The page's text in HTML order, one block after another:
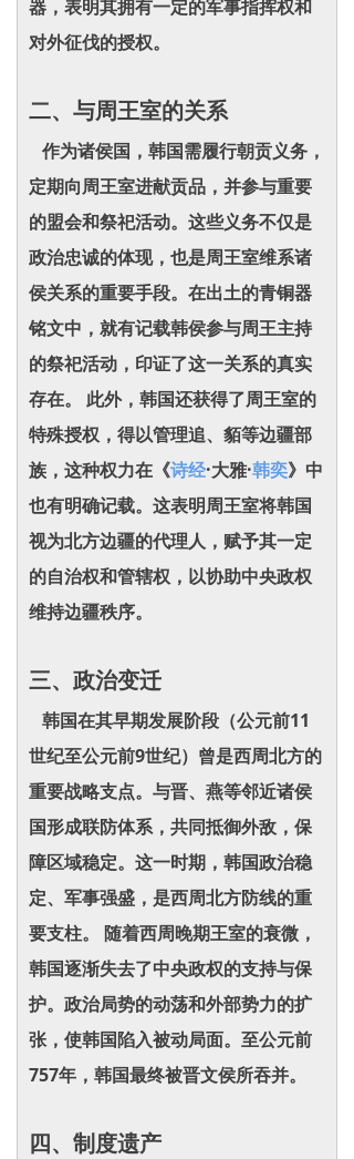
器，表明其拥有一定的军事指挥权和
对外征伐的授权。
二、与周王室的关系
作为诸侯国，韩国需履行朝贡义务，
定期向周王室进献贡品，并参与重要
的盟会和祭祀活动。这些义务不仅是
政治忠诚的体现，也是周王室维系诸
侯关系的重要手段。在出土的青铜器
铭文中，就有记载韩侯参与周王主持
的祭祀活动，印证了这一关系的真实
存在。 此外，韩国还获得了周王室的
特殊授权，得以管理追、貊等边疆部
族，这种权力在《诗经·大雅·韩奕》中
也有明确记载。这表明周王室将韩国
视为北方边疆的代理人，赋予其一定
的自治权和管辖权，以协助中央政权
维持边疆秩序。
三、政治变迁
韩国在其早期发展阶段（公元前11
世纪至公元前9世纪）曾是西周北方的
重要战略支点。与晋、燕等邻近诸侯
国形成联防体系，共同抵御外敌，保
障区域稳定。这一时期，韩国政治稳
定、军事强盛，是西周北方防线的重
要支柱。 随着西周晚期王室的衰微，
韩国逐渐失去了中央政权的支持与保
护。政治局势的动荡和外部势力的扩
张，使韩国陷入被动局面。至公元前
757年，韩国最终被晋文侯所吞并。
四、制度遗产